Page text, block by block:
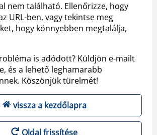
nem található. Ellenőrizze, hogy
URL-ben, vagy tekintse meg
hogy könnyebben megtalálja,
is adódott? Küldjön e-mailt
és a lehető leghamarabb
Köszönjük türelmét!
vissza a kezdőlapra
Oldal frissítése